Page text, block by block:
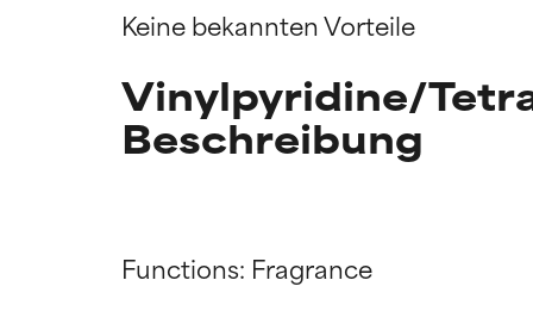
Keine bekannten Vorteile
Vinylpyridine/
Beschreibung
Functions: Fragrance